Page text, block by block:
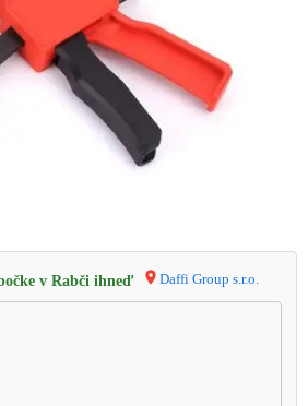
v Rabči ihneď Daffi Group s.r.o.